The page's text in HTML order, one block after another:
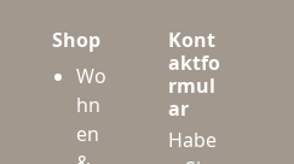
Shop
Wo
hn
en
Kont
aktfo
rmul
ar
Habe